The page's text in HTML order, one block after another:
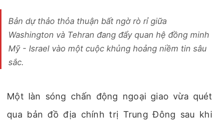
Bản dự thảo thỏa thuận bất ngờ rò rỉ giữa
Washington và Tehran đang đẩy quan hệ đồng minh
Mỹ - Israel vào một cuộc khủng hoảng niềm tin sâu
sắc.
Một làn sóng chấn động ngoại giao vừa quét
qua bản đồ địa chính trị Trung Đông sau khi